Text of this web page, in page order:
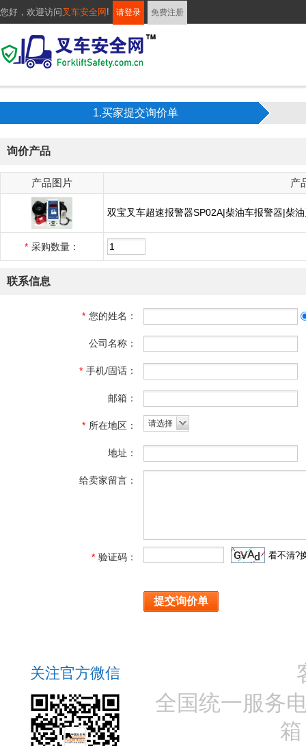
您好， 欢迎访问叉车安全网 ! 请登录 免费注册
1.买家提交询价单
询价产品
产品图片 产
双宝叉车超速报警器SP02A|柴油车报警器|柴
* 采购数量：
联系信息
* 您的姓名：
公司名称：
* 手机/固话：
邮箱：
* 所在地区： 请选择
地址：
给卖家留言：
* 验证码： 看不清?
全国统一服务
关注官方微信